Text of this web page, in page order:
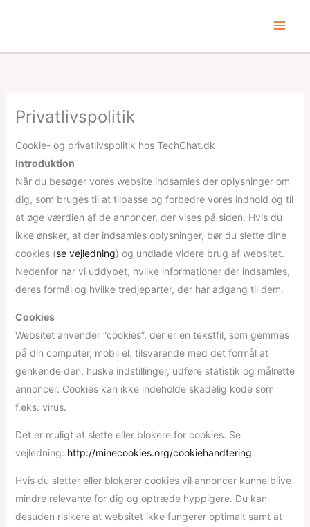
Privatlivspolitik
Cookie- og privatlivspolitik hos TechChat.dk
Introduktion
Når du besøger vores website indsamles der oplysninger om
dig, som bruges til at tilpasse og forbedre vores indhold og til
at øge værdien af de annoncer, der vises på siden. Hvis du
ikke ønsker, at der indsamles oplysninger, bør du slette dine
cookies (se vejledning) og undlade videre brug af websitet.
Nedenfor har vi uddybet, hvilke informationer der indsamles,
deres formål og hvilke tredjeparter, der har adgang til dem.
Cookies
Websitet anvender “cookies”, der er en tekstfil, som gemmes
på din computer, mobil el. tilsvarende med det formål at
genkende den, huske indstillinger, udføre statistik og målrette
annoncer. Cookies kan ikke indeholde skadelig kode som
f.eks. virus.
Det er muligt at slette eller blokere for cookies. Se
vejledning: http://minecookies.org/cookiehandtering
Hvis du sletter eller blokerer cookies vil annoncer kunne blive
mindre relevante for dig og optræde hyppigere. Du kan
desuden risikere at websitet ikke fungerer optimalt samt at